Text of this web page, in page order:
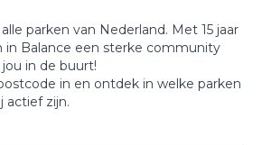
parken van Nederland. Met 15 jaar
in Balance een sterke community
in de buurt!
in en ontdek in welke parken
actief zijn.